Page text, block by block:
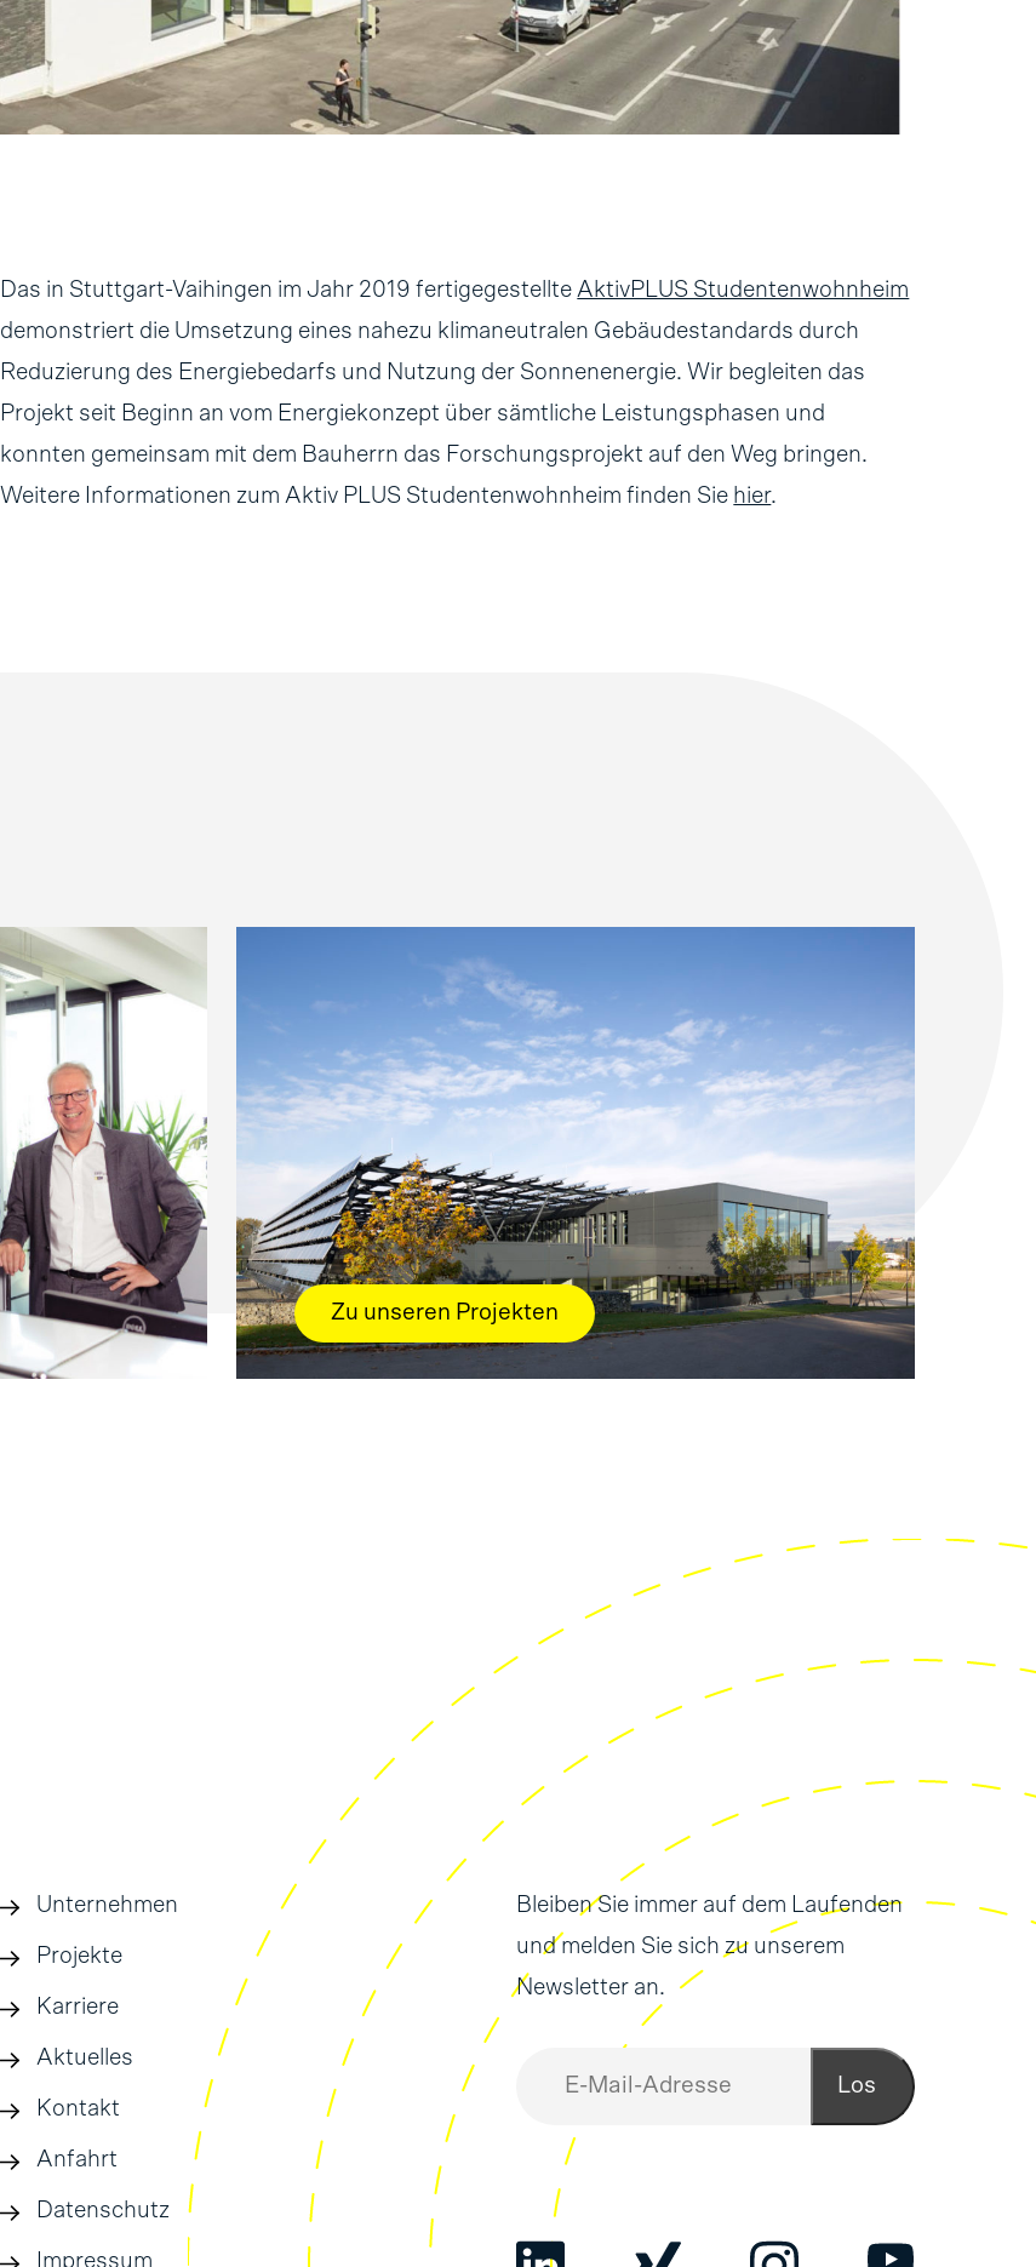
Das in Stuttgart-Vaihingen im Jahr 2019 fertigegestellte AktivPLUS Studentenwohnheim
demonstriert die Umsetzung eines nahezu klimaneutralen Gebäudestandards durch
Reduzierung des Energiebedarfs und Nutzung der Sonnenenergie. Wir begleiten das
Projekt seit Beginn an vom Energiekonzept über sämtliche Leistungsphasen und
konnten gemeinsam mit dem Bauherrn das Forschungsprojekt auf den Weg bringen.
Weitere Informationen zum Aktiv PLUS Studentenwohnheim finden Sie hier.
Zu unseren Projekten
Unternehmen
Projekte
Karriere
Aktuelles
Kontakt
Anfahrt
Datenschutz
Impressum
Bleiben Sie immer auf dem Laufenden
und melden Sie sich zu unserem
Newsletter an.
Los